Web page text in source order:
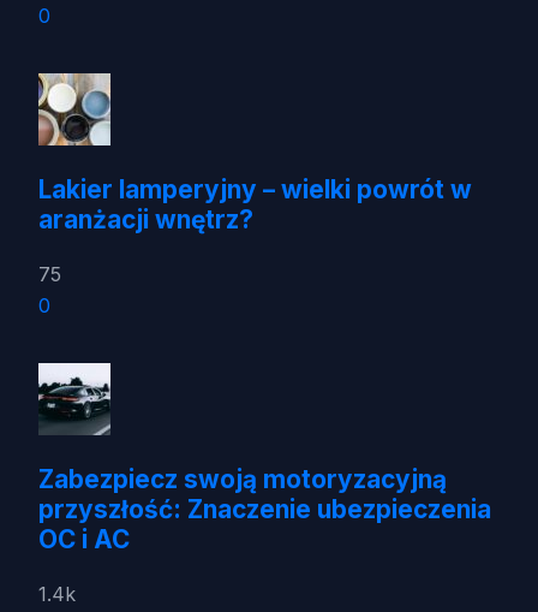
0
Lakier lamperyjny – wielki powrót w
aranżacji wnętrz?
75
0
Zabezpiecz swoją motoryzacyjną
przyszłość: Znaczenie ubezpieczenia
OC i AC
1.4k